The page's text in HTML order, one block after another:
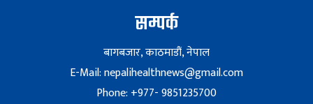
सम्पर्क
बागबजार, काठमाडौं, नेपाल
E-Mail: nepalihealthnews@gmail.com
Phone: +977- 9851235700